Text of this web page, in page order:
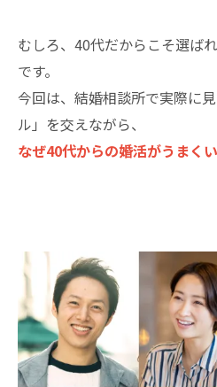
むしろ、40代だからこそ選ば
です。
今回は、結婚相談所で実際に
ル」を交えながら、
なぜ40代からの婚活がうまく